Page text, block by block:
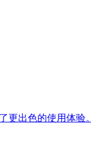
更出色的使用体验。